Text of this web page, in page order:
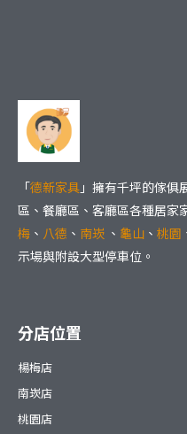
「德新家具 」擁有千坪的傢俱
區、餐廳區、客廳區各種居家
梅 、 八德 、 南崁 、 龜山 、 桃園
示場與附設大型停車位。
分店位置
楊梅店
南崁店
桃園店